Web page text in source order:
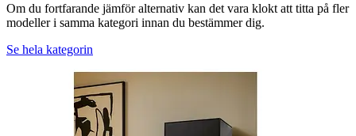
Om du fortfarande jämför alternativ kan det vara klokt att titta på fler
modeller i samma kategori innan du bestämmer dig.
Se hela kategorin